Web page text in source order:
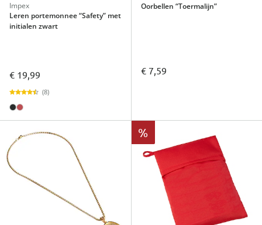
Impex
Leren portemonnee “Safety” met
initialen zwart
€ 19,99
(8)
Oorbellen “Toermalijn”
€ 7,59
%